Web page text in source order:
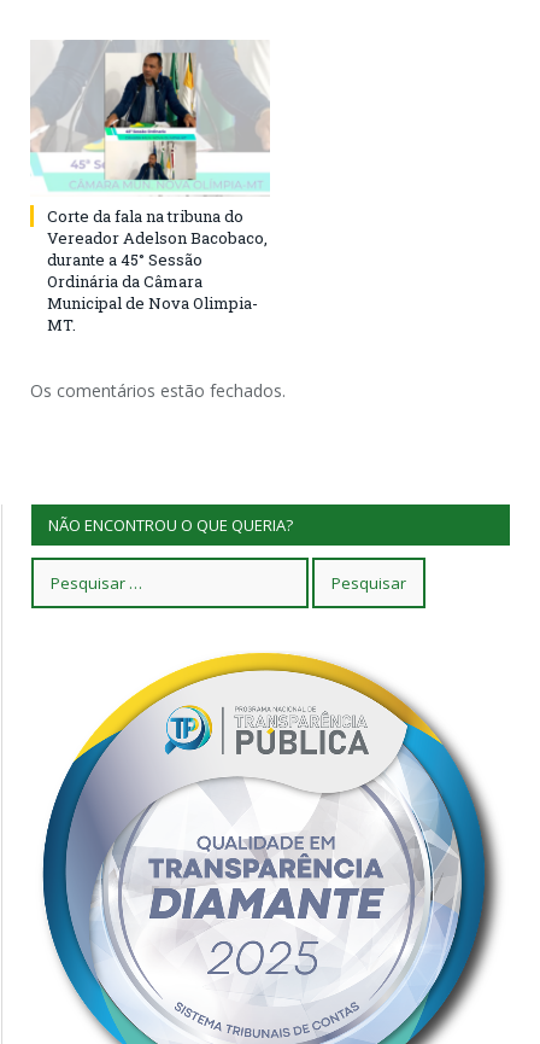
Corte da fala na tribuna do
Vereador Adelson Bacobaco,
durante a 45° Sessão
Ordinária da Câmara
Municipal de Nova Olimpia-
MT.
Os comentários estão fechados.
NÃO ENCONTROU O QUE QUERIA?